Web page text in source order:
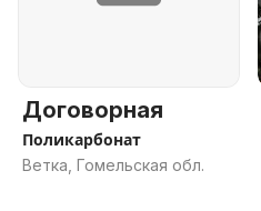
Договорная
Поликарбонат
Ветка, Гомельская обл.